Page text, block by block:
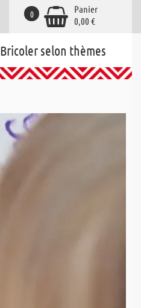
Panier
0,00 €
0
Bricoler selon thèmes